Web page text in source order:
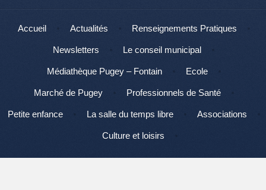
Menu
Aller au contenu
Accueil Actualités Renseignements Pratiques
Newsletters Le conseil municipal
Médiathèque Pugey – Fontain Ecole
Marché de Pugey Professionnels de Santé
Petite enfance La salle du temps libre Associations
Culture et loisirs